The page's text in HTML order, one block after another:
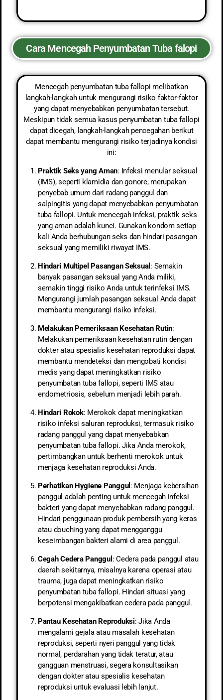
Cara Mencegah Penyumbatan Tuba falopi
Mencegah penyumbatan tuba fallopi melibatkan
langkah-langkah untuk mengurangi risiko faktor-faktor
yang dapat menyebabkan penyumbatan tersebut.
Meskipun tidak semua kasus penyumbatan tuba fallopi
dapat dicegah, langkah-langkah pencegahan berikut
dapat membantu mengurangi risiko terjadinya kondisi
ini:
Praktik Seks yang Aman: Infeksi menular seksual
(IMS), seperti klamidia dan gonore, merupakan
penyebab umum dari radang panggul dan
salpingitis yang dapat menyebabkan penyumbatan
tuba fallopi. Untuk mencegah infeksi, praktik seks
yang aman adalah kunci. Gunakan kondom setiap
kali Anda berhubungan seks dan hindari pasangan
seksual yang memiliki riwayat IMS.
Hindari Multipel Pasangan Seksual : Semakin
banyak pasangan seksual yang Anda miliki,
semakin tinggi risiko Anda untuk terinfeksi IMS.
Mengurangi jumlah pasangan seksual Anda dapat
membantu mengurangi risiko infeksi.
Melakukan Pemeriksaan Kesehatan Rutin:
Melakukan pemeriksaan kesehatan rutin dengan
dokter atau spesialis kesehatan reproduksi dapat
membantu mendeteksi dan mengobati kondisi
medis yang dapat meningkatkan risiko
penyumbatan tuba fallopi, seperti IMS atau
endometriosis, sebelum menjadi lebih parah.
Hindari Rokok: Merokok dapat meningkatkan
risiko infeksi saluran reproduksi, termasuk risiko
radang panggul yang dapat menyebabkan
penyumbatan tuba fallopi. Jika Anda merokok,
pertimbangkan untuk berhenti merokok untuk
menjaga kesehatan reproduksi Anda.
Perhatikan Hygiene Panggul : Menjaga kebersihan
panggul adalah penting untuk mencegah infeksi
bakteri yang dapat menyebabkan radang panggul.
Hindari penggunaan produk pembersih yang keras
atau douching yang dapat mengganggu
keseimbangan bakteri alami di area panggul.
Cegah Cedera Panggul : Cedera pada panggul atau
daerah sekitarnya, misalnya karena operasi atau
trauma, juga dapat meningkatkan risiko
penyumbatan tuba fallopi. Hindari situasi yang
berpotensi mengakibatkan cedera pada panggul.
Pantau Kesehatan Reproduksi: Jika Anda
mengalami gejala atau masalah kesehatan
reproduksi, seperti nyeri panggul yang tidak
normal, perdarahan yang tidak teratur, atau
gangguan menstruasi, segera konsultasikan
dengan dokter atau spesialis kesehatan
reproduksi untuk evaluasi lebih lanjut.